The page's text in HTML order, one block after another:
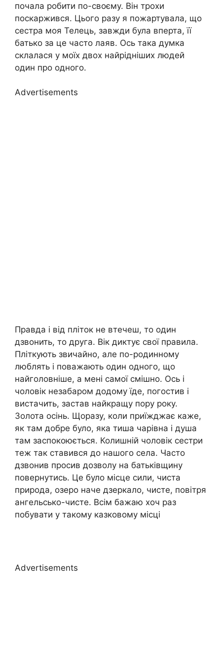
почала робити по-своєму. Він трохи
поскаржився. Цього разу я пожартувала, що
сестра моя Телець, завжди була вперта, її
батько за це часто лаяв. Ось така думка
склалася у моїх двох найрідніших людей
один про одного.
Advertisements
Правда і від пліток не втечеш, то один
дзвонить, то друга. Вік диктує свої правила.
Пліткують звичайно, але по-родинному
люблять і поважають один одного, що
найголовніше, а мені самої смішно. Ось і
чоловік незабаром додому їде, погостив і
вистачить, застав найкращу пору року.
Золота осінь. Щоразу, коли приїжджає каже,
як там добре було, яка тиша чарівна і душа
там заспокоюється. Колишній чоловік сестри
теж так ставився до нашого села. Часто
дзвонив просив дозволу на батьківщину
повернутись. Це було місце сили, чиста
природа, озеро наче дзеркало, чисте, повітря
ангельсько-чисте. Всім бажаю хоч раз
побувати у такому казковому місці
Advertisements